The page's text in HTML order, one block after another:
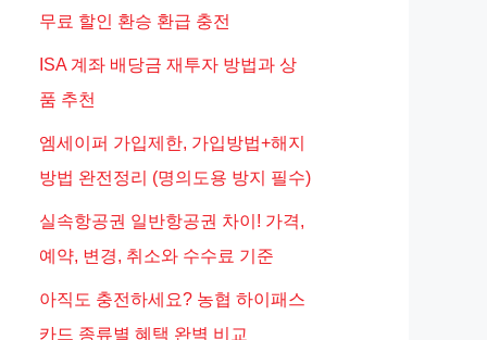
무료 할인 환승 환급 충전
ISA 계좌 배당금 재투자 방법과 상
품 추천
엠세이퍼 가입제한, 가입방법+해지
방법 완전정리 (명의도용 방지 필수)
실속항공권 일반항공권 차이! 가격,
예약, 변경, 취소와 수수료 기준
아직도 충전하세요? 농협 하이패스
카드 종류별 혜택 완벽 비교